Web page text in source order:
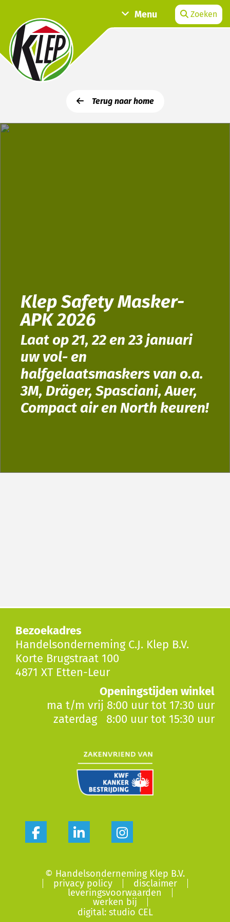
Menu Zoeken
Terug naar home
Klep Safety Masker-
APK 2026
Laat op 21, 22 en 23 januari
uw vol- en
halfgelaatsmaskers van o.a.
3M, Dräger, Spasciani, Auer,
Compact air en North keuren!
Bezoekadres
Handelsonderneming C.J. Klep B.V.
Korte Brugstraat 100
4871 XT Etten-Leur
Openingstijden winkel
ma t/m vrij 8:00 uur tot 17:30 uur
zaterdag 8:00 uur tot 15:30 uur
© Handelsonderneming Klep B.V.
privacy policy
disclaimer
leveringsvoorwaarden
werken bij
digital: studio CEL